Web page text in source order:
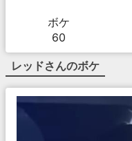
ボケ
60
レッドさんのボケ